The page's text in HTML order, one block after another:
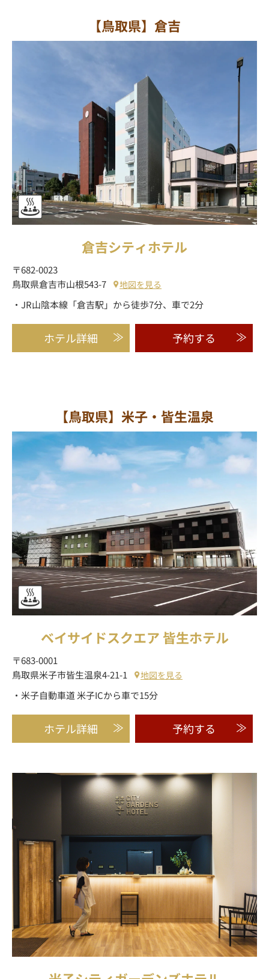
【鳥取県】倉吉
倉吉シティホテル
〒682-0023
鳥取県倉吉市山根543-7
地図を見る
・JR山陰本線「倉吉駅」から徒歩7分、車で2分
ホテル詳細 予約する
【鳥取県】米子・皆生温泉
ベイサイドスクエア 皆生ホテル
〒683-0001
鳥取県米子市皆生温泉4-21-1
地図を見る
・米子自動車道 米子ICから車で15分
ホテル詳細 予約する